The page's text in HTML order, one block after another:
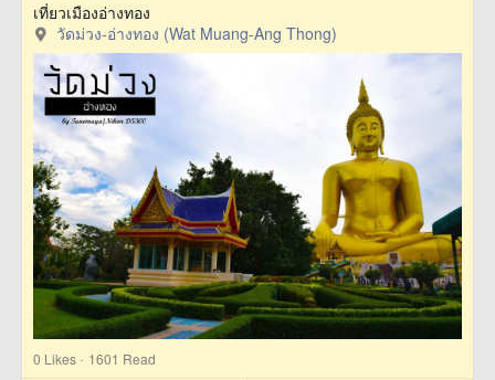
เที่ยวเมืองอ่างทอง
วัดม่วง-อ่างทอง (Wat Muang-Ang Thong)
0 Likes · 1601 Read